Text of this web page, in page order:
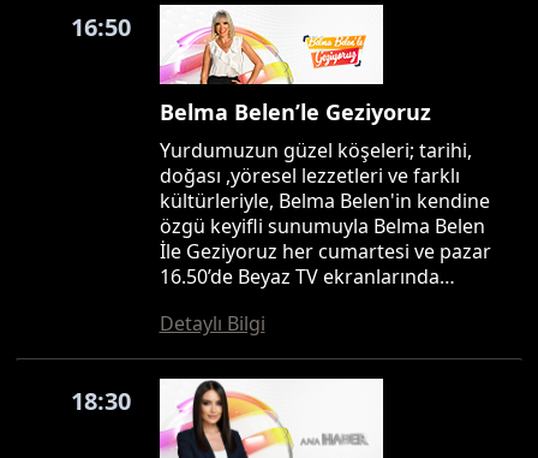
16:50
Belma Belen’le Geziyoruz
Yurdumuzun güzel köşeleri; tarihi,
doğası ,yöresel lezzetleri ve farklı
kültürleriyle, Belma Belen'in kendine
özgü keyifli sunumuyla Belma Belen
İle Geziyoruz her cumartesi ve pazar
16.50’de Beyaz TV ekranlarında…
Detaylı Bilgi
18:30